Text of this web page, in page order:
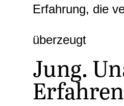
Erfahrung, die
überzeugt
Jung.